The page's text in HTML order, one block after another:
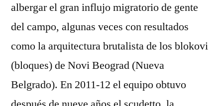
albergar el gran influjo migratorio de gente
del campo, algunas veces con resultados
como la arquitectura brutalista de los blokovi
(bloques) de Novi Beograd (Nueva
Belgrado). En 2011-12 el equipo obtuvo